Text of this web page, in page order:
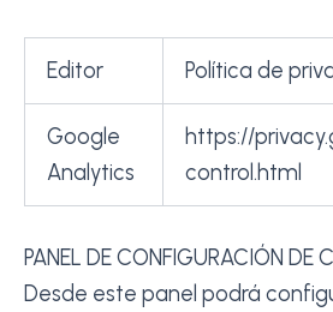
Editor Política de
Google
Analytics
https://
control.html
PANEL DE CONFIGURACIÓN DE
Desde este panel podrá